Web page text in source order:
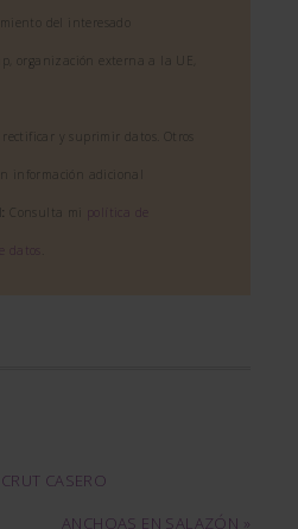
del interesado
organización externa a la UE,
rectificar y suprimir datos. Otros
información adicional
Consulta mi política de
CASERO
ANCHOAS EN SALAZÓN »